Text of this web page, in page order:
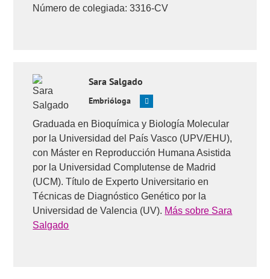
insemination of donor sperm for subfertility (Cochrane
Review). In: The Cochrane Library, Issue 1, 2001. Oxford:
Preguntas de los usuarios:'¿Cuándo se hace una
inseminación de donante?','¿Cuántos folículos hacen falta
y qué tamaño deben alcanzar para hacer la inseminación?'
'¿Hasta qué edad se puede hacer la inseminación de
donante?', '¿Hay que hacer reposo después de la IAD?',
'¿Puedo tener relaciones después de la inseminación?',
'¿Qué síntomas pueden aparecer tras la inseminación?',
'¿Cómo y cuándo puedo saber si estoy embarazada?'
'¿Por qué puede fallar la inseminación artificial?'.
Número de colegiada: 3316-CV
Sara Salgado
Embrióloga
Graduada en Bioquímica y Biología Molecular
por la Universidad del País Vasco (UPV/EHU),
con Máster en Reproducción Humana Asistida
por la Universidad Complutense de Madrid
(UCM). Título de Experto Universitario en
Técnicas de Diagnóstico Genético por la
Universidad de Valencia (UV). Más sobre Sara
Salgado